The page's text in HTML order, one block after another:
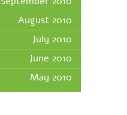
August 2010
July 2010
June 2010
May 2010